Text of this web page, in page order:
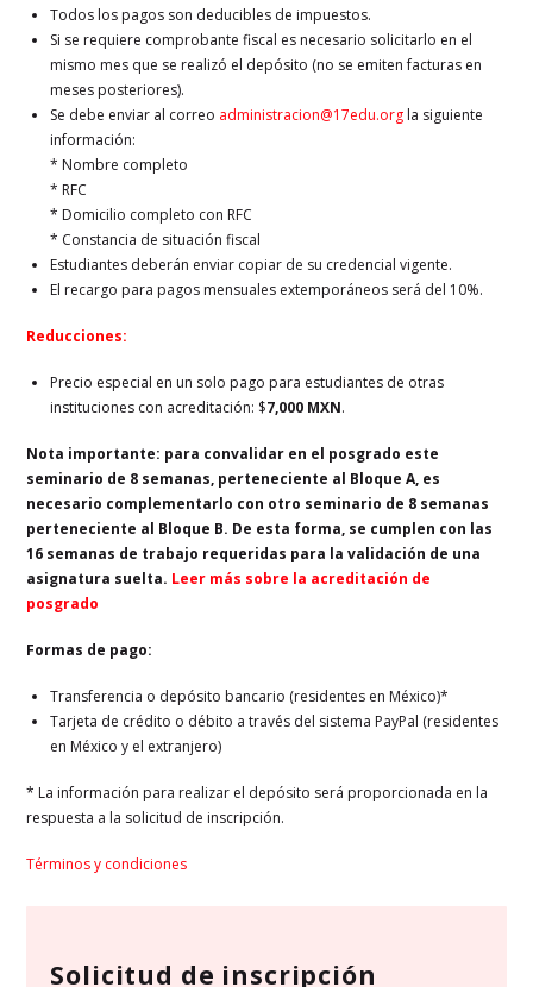
Todos los pagos son deducibles de impuestos.
Si se requiere comprobante fiscal es necesario solicitarlo en el
mismo mes que se realizó el depósito (no se emiten facturas en
meses posteriores).
Se debe enviar al correo administracion@17edu.org la siguiente
información:
* Nombre completo
* RFC
* Domicilio completo con RFC
* Constancia de situación fiscal
Estudiantes deberán enviar copiar de su credencial vigente.
El recargo para pagos mensuales extemporáneos será del 10%.
Reducciones:
Precio especial en un solo pago para estudiantes de otras
instituciones con acreditación: $7,000 MXN.
Nota importante: para convalidar en el posgrado este
seminario de 8 semanas, perteneciente al Bloque A, es
necesario complementarlo con otro seminario de 8 semanas
perteneciente al Bloque B. De esta forma, se cumplen con las
16 semanas de trabajo requeridas para la validación de una
asignatura suelta. Leer más sobre la acreditación de
posgrado
Formas de pago:
Transferencia o depósito bancario (residentes en México)*
Tarjeta de crédito o débito a través del sistema PayPal (residentes
en México y el extranjero)
* La información para realizar el depósito será proporcionada en la
respuesta a la solicitud de inscripción.
Términos y condiciones
Solicitud de inscripción